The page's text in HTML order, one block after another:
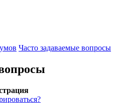
Часто задаваемые вопросы